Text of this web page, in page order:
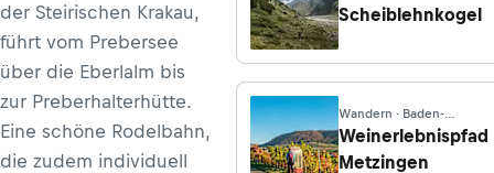
der Steirischen Krakau,
führt vom Prebersee
über die Eberlalm bis
zur Preberhalterhütte.
Eine schöne Rodelbahn,
die zudem individuell
Scheiblehnkogel
Wandern · Baden-
Württemberg
Weinerlebnispfad
Metzingen